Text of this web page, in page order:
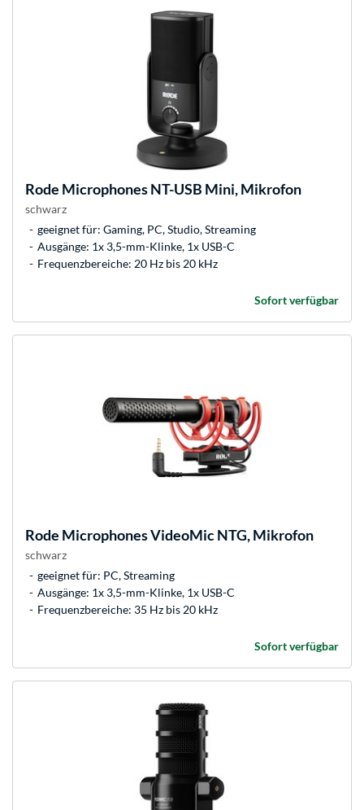
Rode MicrophonesNT-USB Mini, Mikrofon
schwarz
geeignet für: Gaming, PC, Studio, Streaming
Ausgänge: 1x 3,5-mm-Klinke, 1x USB-C
Frequenzbereiche: 20 Hz bis 20 kHz
Sofort verfügbar
Rode MicrophonesVideoMic NTG, Mikrofon
schwarz
geeignet für: PC, Streaming
Ausgänge: 1x 3,5-mm-Klinke, 1x USB-C
Frequenzbereiche: 35 Hz bis 20 kHz
Sofort verfügbar